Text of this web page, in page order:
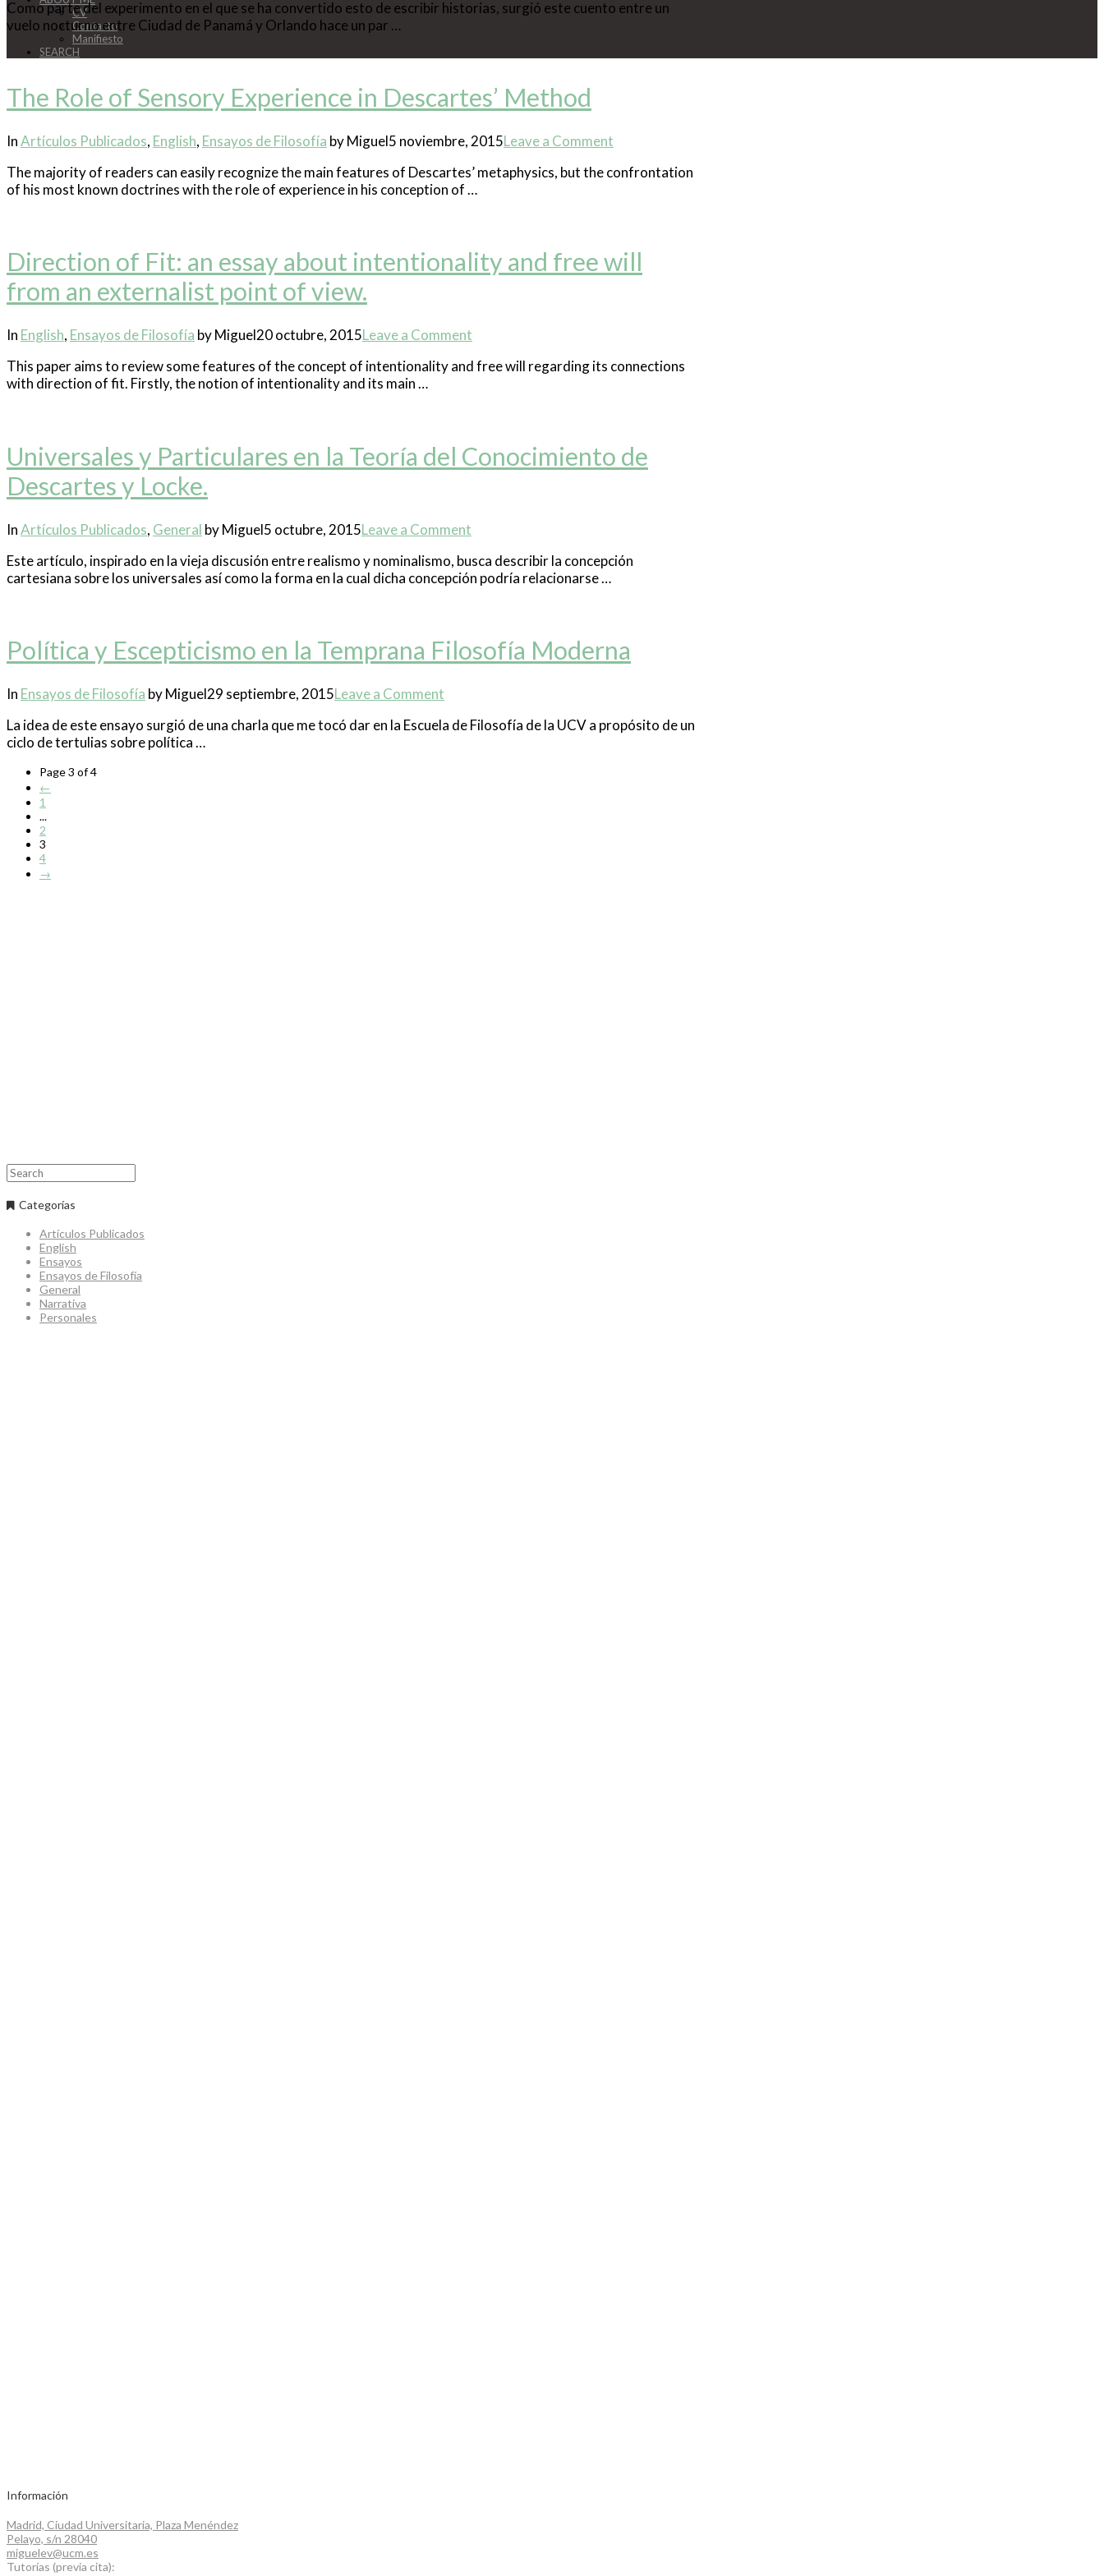
CV
Contacto
Manifiesto
SEARCH
Como parte del experimento en el que se ha convertido esto de escribir historias, surgió este cuento entre un
vuelo nocturno entre Ciudad de Panamá y Orlando hace un par …
The Role of Sensory Experience in Descartes’ Method
InArtículos Publicados, English, Ensayos de Filosofía by Miguel5 noviembre, 2015Leave a Comment
The majority of readers can easily recognize the main features of Descartes’ metaphysics, but the confrontation
of his most known doctrines with the role of experience in his conception of …
Direction of Fit: an essay about intentionality and free will
from an externalist point of view.
In English, Ensayos de Filosofía by Miguel20 octubre, 2015Leave a Comment
This paper aims to review some features of the concept of intentionality and free will regarding its connections
with direction of fit. Firstly, the notion of intentionality and its main …
Universales y Particulares en la Teoría del Conocimiento de
Descartes y Locke.
InArtículos Publicados, General by Miguel5 octubre, 2015Leave a Comment
Este artículo, inspirado en la vieja discusión entre realismo y nominalismo, busca describir la concepción
cartesiana sobre los universales así como la forma en la cual dicha concepción podría relacionarse …
Política y Escepticismo en la Temprana Filosofía Moderna
In Ensayos de Filosofía by Miguel29 septiembre, 2015Leave a Comment
La idea de este ensayo surgió de una charla que me tocó dar en la Escuela de Filosofía de la UCV a propósito de un
ciclo de tertulias sobre política …
Page 3 of 4
←
1
...
2
3
4
→
Search
Categorías
Artículos Publicados
English
Ensayos
Ensayos de Filosofía
General
Narrativa
Personales
Información
Madrid, Ciudad Universitaria, Plaza Menéndez
Pelayo, s/n 28040
miguelev@ucm.es
Tutorías (previa cita):